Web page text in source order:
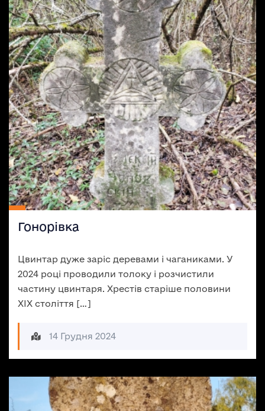
Гонорівка
Цвинтар дуже заріс деревами і чаганиками. У
2024 році проводили толоку і розчистили
частину цвинтаря. Хрестів старіше половини
ХІХ століття […]
14 Грудня 2024